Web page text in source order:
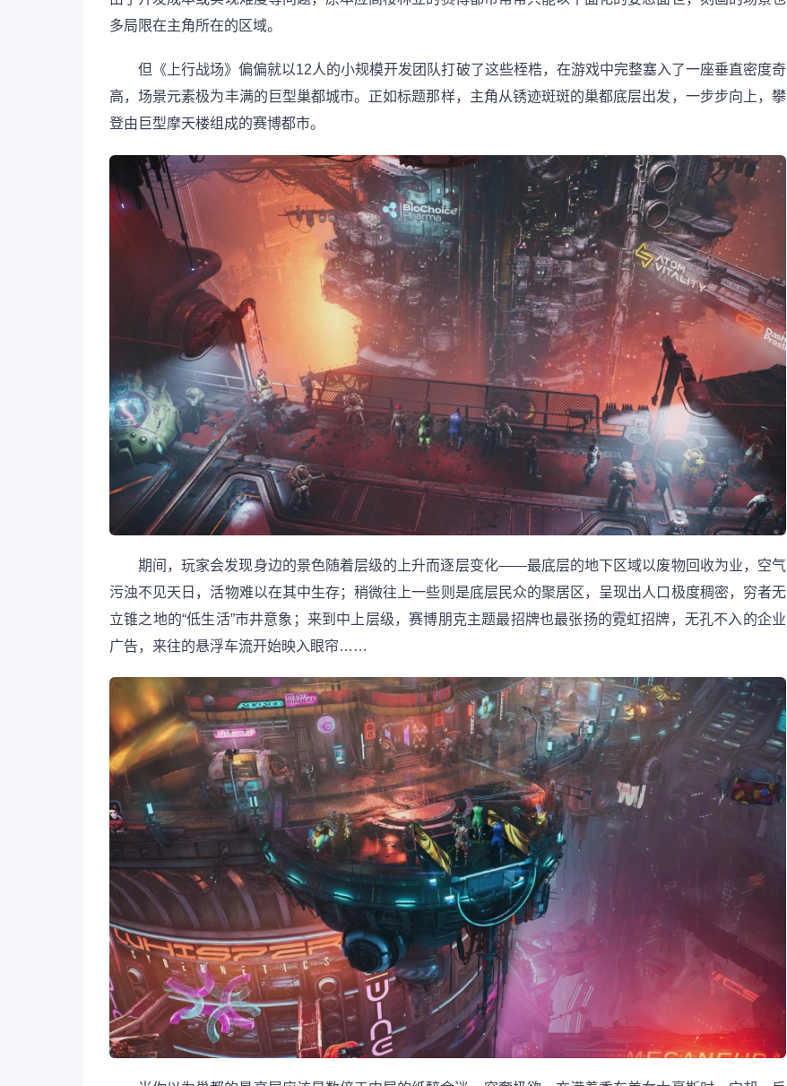
多局限在主角所在的区域。
但《上行战场》偏偏就以12人的小规模开发团队打破了这些桎梏，在游戏中完整塞入了一座垂直密度奇
高，场景元素极为丰满的巨型巢都城市。正如标题那样，主角从锈迹斑斑的巢都底层出发，一步步向上，攀
登由巨型摩天楼组成的赛博都市。
期间，玩家会发现身边的景色随着层级的上升而逐层变化——最底层的地下区域以废物回收为业，空气
污浊不见天日，活物难以在其中生存；稍微往上一些则是底层民众的聚居区，呈现出人口极度稠密，穷者无
立锥之地的“低生活”市井意象；来到中上层级，赛博朋克主题最招牌也最张扬的霓虹招牌，无孔不入的企业
广告，来往的悬浮车流开始映入眼帘……